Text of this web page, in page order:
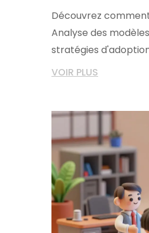
Découvrez
Analyse des
stratégies
VOIR PLUS